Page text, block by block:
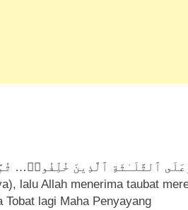
lalu Allah menerima taubat
lagi Maha Penyayang